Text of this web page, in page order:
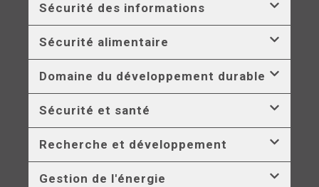
Sécurité des informations
Sécurité alimentaire
Domaine du développement durable
Sécurité et santé
Recherche et développement
Gestion de l'énergie